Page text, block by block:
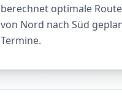
berechnet optimale
von Nord nach Süd
Termine.